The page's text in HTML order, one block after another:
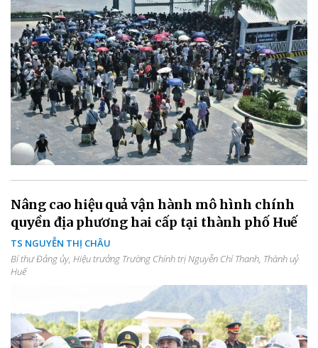
Nâng cao hiệu quả vận hành mô hình chính
quyền địa phương hai cấp tại thành phố Huế
TS NGUYỄN THỊ CHÂU
Bí thư Đảng ủy, Hiệu trưởng Trường Chính trị Nguyễn Chí Thanh, Thành uỷ
Huế